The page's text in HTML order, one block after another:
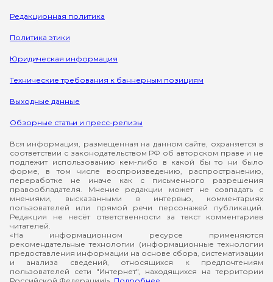
Редакционная политика
Политика этики
Юридическая информация
Технические требования к баннерным позициям
Выходные данные
Обзорные статьи и пресс-релизы
Вся информация, размещенная на данном сайте, охраняется в
соответствии с законодательством РФ об авторском праве и не
подлежит использованию кем-либо в какой бы то ни было
форме, в том числе воспроизведению, распространению,
переработке не иначе как с письменного разрешения
правообладателя. Мнение редакции может не совпадать с
мнениями, высказанными в интервью, комментариях
пользователей или прямой речи персонажей публикаций.
Редакция не несёт ответственности за текст комментариев
читателей.
«На информационном ресурсе применяются
рекомендательные технологии (информационные технологии
предоставления информации на основе сбора, систематизации
и анализа сведений, относящихся к предпочтениям
пользователей сети "Интернет", находящихся на территории